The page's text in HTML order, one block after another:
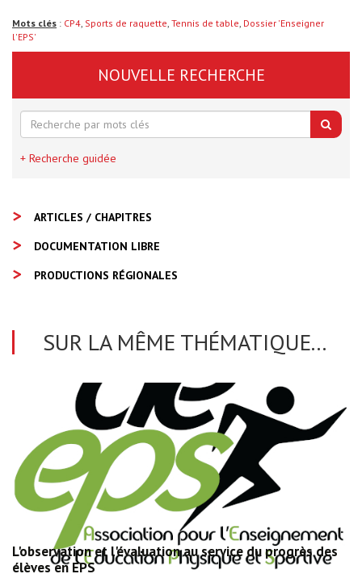
Mots clés : CP4, Sports de raquette, Tennis de table, Dossier 'Enseigner
l'EPS'
NOUVELLE RECHERCHE
+ Recherche guidée
ARTICLES / CHAPITRES
DOCUMENTATION LIBRE
PRODUCTIONS RÉGIONALES
SUR LA MÊME THÉMATIQUE...
L'observation et l'évaluation au service du progrès des
élèves en EPS